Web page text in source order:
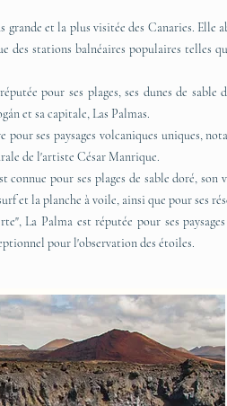
grande et la plus visitée des Canaries. Elle
des stations balnéaires populaires telles
pour ses plages, ses dunes de sable
et sa capitale, Las Palmas.
pour ses paysages volcaniques uniques,
de l'artiste César Manrique.
connue pour ses plages de sable doré,
et la planche à voile, ainsi que pour ses
La Palma est réputée pour ses
pour l'observation des étoiles.